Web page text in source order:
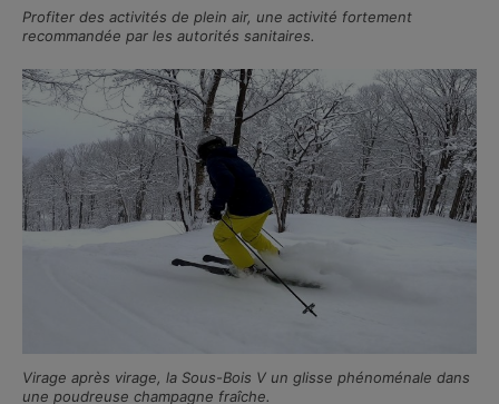
Profiter des activités de plein air, une activité fortement
recommandée par les autorités sanitaires.
Virage après virage, la Sous-Bois V un glisse phénoménale dans
une poudreuse champagne fraîche.